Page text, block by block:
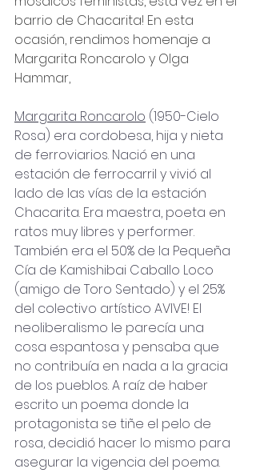
barrio de Chacarita! En esta
ocasión, rendimos homenaje a
Margarita Roncarolo y Olga
Hammar,
Margarita Roncarolo (1950-Cielo
Rosa) era cordobesa, hija y nieta
de ferroviarios. Nació en una
estación de ferrocarril y vivió al
lado de las vías de la estación
Chacarita. Era maestra, poeta en
ratos muy libres y performer.
También era el 50% de la Pequeña
Cía de Kamishibai Caballo Loco
(amigo de Toro Sentado) y el 25%
del colectivo artístico AVIVE! El
neoliberalismo le parecía una
cosa espantosa y pensaba que
no contribuía en nada a la gracia
de los pueblos. A raíz de haber
escrito un poema donde la
protagonista se tiñe el pelo de
rosa, decidió hacer lo mismo para
asegurar la vigencia del poema.